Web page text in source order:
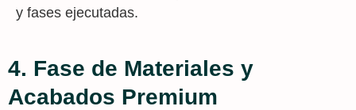
y fases ejecutadas.
4. Fase de Materiales y
Acabados Premium